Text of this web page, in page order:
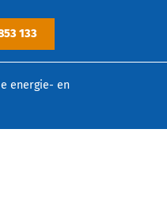
133
energie- en